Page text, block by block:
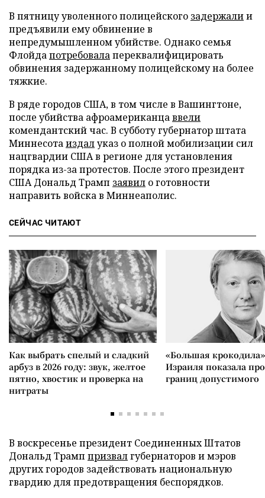
В пятницу уволенного полицейского задержалии
предъявили ему обвинение в
непредумышленном убийстве. Однако семья
Флойдапотребовалапереквалифицировать
обвинения задержанному полицейскому на более
тяжкие.
В ряде городов США, в том числе в Вашингтоне,
после убийства афроамериканцаввели
комендантский час. В субботу губернатор штата
Миннесотаиздалуказ о полной мобилизации сил
нацгвардии США в регионе для установления
порядка из-за протестов. После этого президент
США Дональд Трамп заявил о готовности
направить войска в Миннеаполис.
СЕЙЧАС ЧИТАЮТ
Как выбрать спелый и сладкий
арбуз в 2026 году: звук, желтое
пятно, хвостик и проверка на
нитраты
«Большая
Израиля показала
границ допустимого
В воскресенье президент Соединенных Штатов
Дональд Трамп призвалгубернаторов и мэров
других городов задействовать национальную
гвардию для предотвращения беспорядков.